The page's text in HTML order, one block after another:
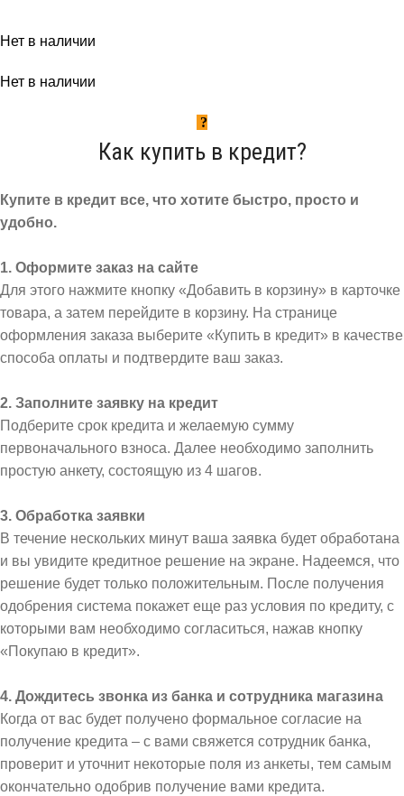
Нет в наличии
Нет в наличии
Как купить в кредит?
Купите в кредит все, что хотите быстро, просто и
удобно.
1. Оформите заказ на сайте
Для этого нажмите кнопку «Добавить в корзину» в карточке
товара, а затем перейдите в корзину. На странице
оформления заказа выберите «Купить в кредит» в качестве
способа оплаты и подтвердите ваш заказ.
2. Заполните заявку на кредит
Подберите срок кредита и желаемую сумму
первоначального взноса. Далее необходимо заполнить
простую анкету, состоящую из 4 шагов.
3. Обработка заявки
В течение нескольких минут ваша заявка будет обработана
и вы увидите кредитное решение на экране. Надеемся, что
решение будет только положительным. После получения
одобрения система покажет еще раз условия по кредиту, с
которыми вам необходимо согласиться, нажав кнопку
«Покупаю в кредит».
4. Дождитесь звонка из банка и сотрудника магазина
Когда от вас будет получено формальное согласие на
получение кредита – с вами свяжется сотрудник банка,
проверит и уточнит некоторые поля из анкеты, тем самым
окончательно одобрив получение вами кредита.